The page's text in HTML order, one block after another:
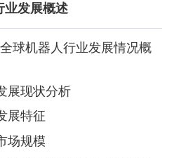
业发展概述
球机器人行业发展情况概
展现状分析
展特征
场规模